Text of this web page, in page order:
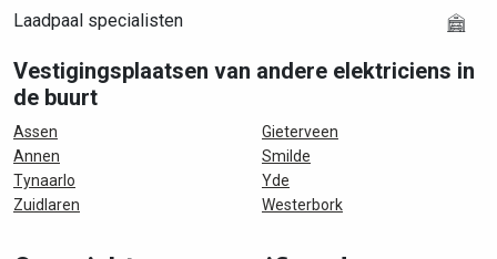
Laadpaal specialisten
Vestigingsplaatsen van andere elektriciens in
de buurt
Assen
Annen
Tynaarlo
Zuidlaren
Gieterveen
Smilde
Yde
Westerbork